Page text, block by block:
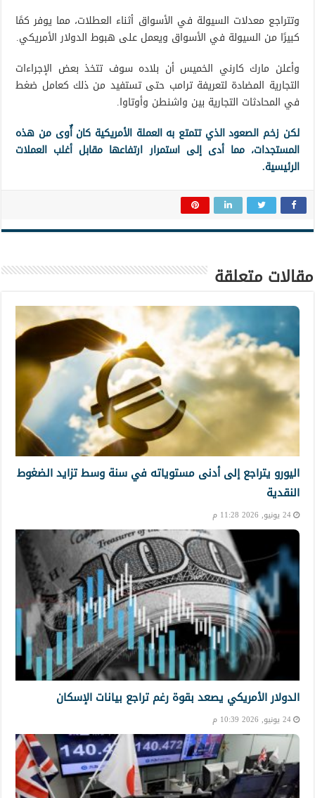
وتتراجع معدلات السيولة في الأسواق أثناء العطلات، مما يوفر كمًا
كبيرًا من السيولة في الأسواق ويعمل على هبوط الدولار الأمريكي.
وأعلن مارك كارني الخميس أن بلاده سوف تتخذ بعض الإجراءات
التجارية المضادة لتعريفة ترامب حتى تستفيد من ذلك كعامل ضغط
في المحادثات التجارية بين واشنطن وأوتاوا.
لكن زخم الصعود الذي تتمتع به العملة الأمريكية كان أٌوى من هذه
المستجدات، مما أدى إلى استمرار ارتفاعها مقابل أغلب العملات
الرئيسية.
مقالات متعلقة
اليورو يتراجع إلى أدنى مستوياته في سنة وسط تزايد الضغوط
النقدية
24 يونيو, 2026 11:28 م
الدولار الأمريكي يصعد بقوة رغم تراجع بيانات الإسكان
24 يونيو, 2026 10:39 م